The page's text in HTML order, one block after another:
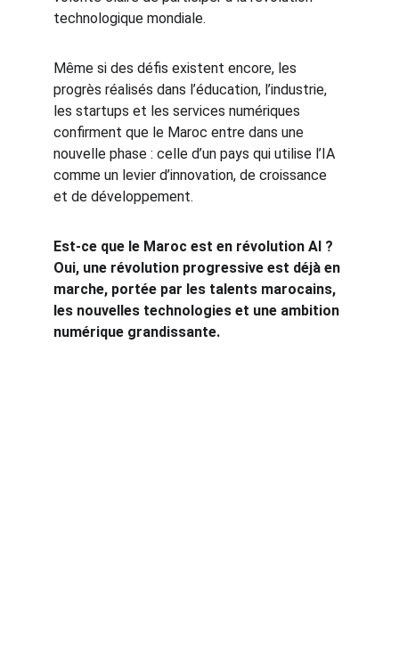
technologique mondiale.
Même si des défis existent encore, les
progrès réalisés dans l’éducation, l’industrie,
les startups et les services numériques
confirment que le Maroc entre dans une
nouvelle phase : celle d’un pays qui utilise l’IA
comme un levier d’innovation, de croissance
et de développement.
Est-ce que le Maroc est en révolution AI ?
Oui, une révolution progressive est déjà en
marche, portée par les talents marocains,
les nouvelles technologies et une ambition
numérique grandissante.